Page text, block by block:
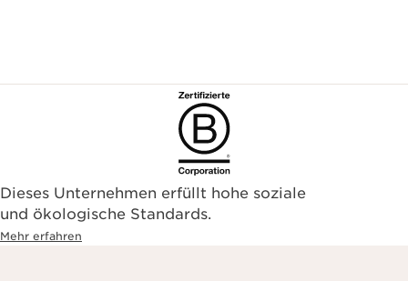
Dieses Unternehmen erfüllt hohe soziale
und ökologische Standards.
Mehr erfahren